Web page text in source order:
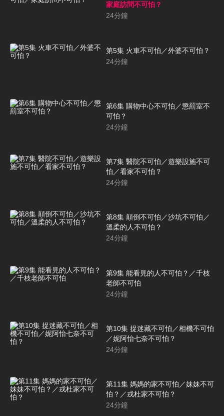
家庭訪問不可怕？
24分鐘
第5集 火車不可怕／外婆不可怕？
24分鐘
第6集 購物中心不可怕／懲罰室不
可怕？
24分鐘
第7集 醫院不可怕／遊樂設施不可
怕／看家不可怕？
24分鐘
第8集 顛倒不可怕／沙坑不可怕／
溫柔的人不可怕？
24分鐘
第9集 能看見的人不可怕？／千枝
老師不可怕
24分鐘
第10集 捉迷藏不可怕／相機不可怕
／妮阿怡七奈不可怕？
24分鐘
第11集 媽媽的家不可怕／妹妹不可
怕？／戎杜家不可怕？
24分鐘